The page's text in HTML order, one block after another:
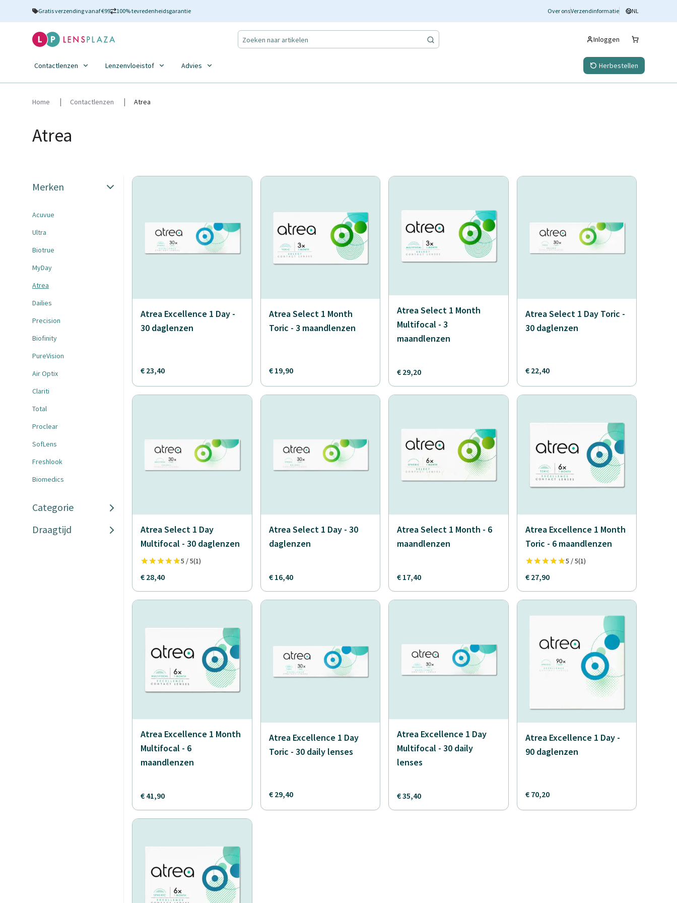
Gratis verzending vanaf €99 100% tevredenheidsgarantie Over onsVerzendinformatie NL
Inloggen
Contactlenzen Lenzenvloeistof Advies Herbestellen
Home Contactlenzen Atrea
Atrea
Merken
Acuvue
Ultra
Biotrue
MyDay
Atrea
Dailies
Precision
Biofinity
PureVision
Air Optix
Clariti
Total
Proclear
SofLens
Freshlook
Biomedics
Categorie
Draagtijd
Atrea Excellence 1 Day -
30 daglenzen
€ 23,40
Atrea Select 1 Month
Toric - 3 maandlenzen
€ 19,90
Atrea Select 1 Month
Multifocal - 3
maandlenzen
€ 29,20
Atrea Select 1 Day Toric -
30 daglenzen
€ 22,40
Atrea Select 1 Day
Multifocal - 30 daglenzen
5 / 5(1)
€ 28,40
Atrea Select 1 Day - 30
daglenzen
€ 16,40
Atrea Select 1 Month - 6
maandlenzen
€ 17,40
Atrea Excellence 1 Month
Toric - 6 maandlenzen
5 / 5(1)
€ 27,90
Atrea Excellence 1 Month
Multifocal - 6
maandlenzen
€ 41,90
Atrea Excellence 1 Day
Toric - 30 daily lenses
€ 29,40
Atrea Excellence 1 Day
Multifocal - 30 daily
lenses
€ 35,40
Atrea Excellence 1 Day -
90 daglenzen
€ 70,20